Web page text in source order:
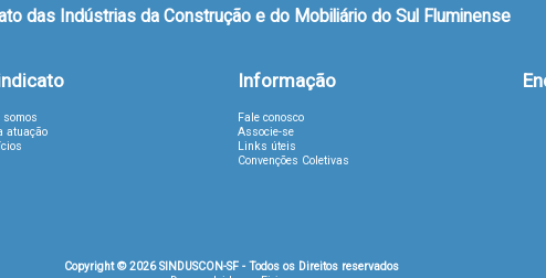
das Indústrias da Construção e do Mobiliário do Sul Fluminense
somos
atuação
Informação
Fale conosco
Associe-se
Links úteis
Convenções Coletivas
Copyright © 2026 SINDUSCON-SF - Todos os Direitos reservados